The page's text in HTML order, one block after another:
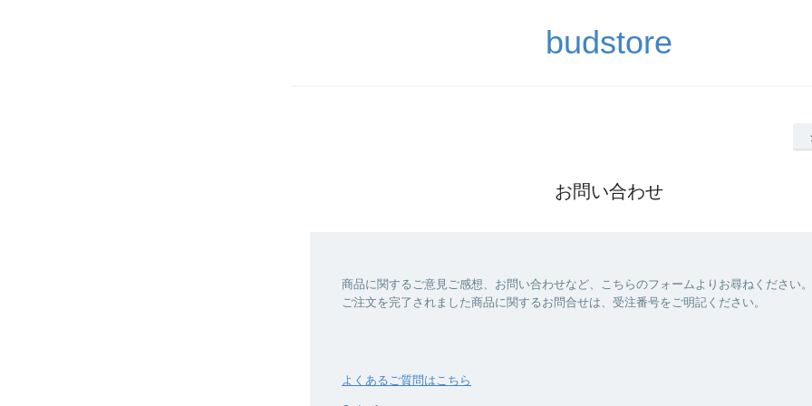
budstore
お問い合わせ
商品に関するご意見ご感想、お問い合わせなど、こちらのフォームよりお尋ねください
ご注文を完了されました商品に関するお問合せは、受注番号をご明記ください。
よくあるご質問はこちら